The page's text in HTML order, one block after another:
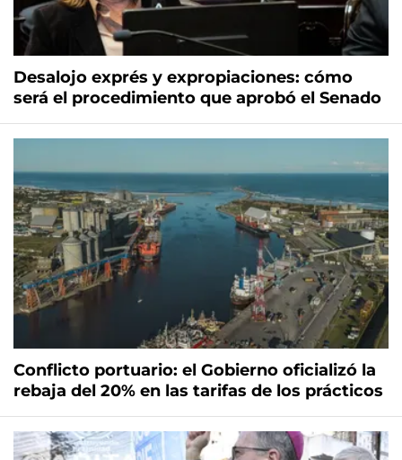
Desalojo exprés y expropiaciones: cómo
será el procedimiento que aprobó el Senado
Conflicto portuario: el Gobierno oficializó la
rebaja del 20% en las tarifas de los prácticos